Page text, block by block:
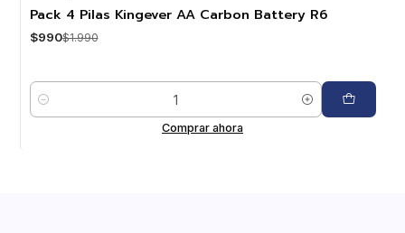
Pack 4 Pilas Kingever AA Carbon Battery R6
$990$1.990
Cantidad
Comprar ahora